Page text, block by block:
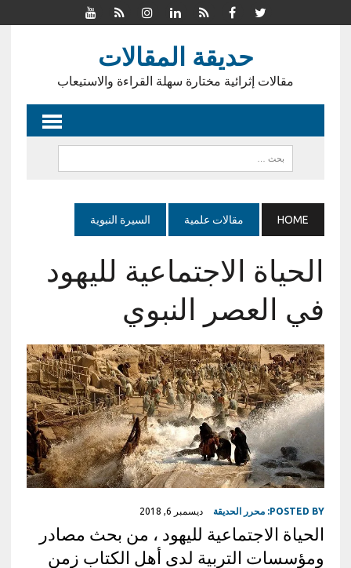
حديقة المقالات
مقالات إثرائية مختارة سهلة القراءة والاستيعاب
HOME مقالات علمية السيرة النبوية
الحياة الاجتماعية لليهود
في العصر النبوي
POSTED BY: محرر الحديقة ديسمبر 6, 2018
الحياة الاجتماعية لليهود ، من بحث مصادر
ومؤسسات التربية لدى أهل الكتاب زمن